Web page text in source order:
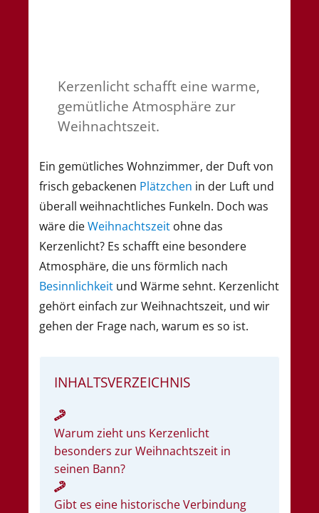
Kerzenlicht schafft eine warme,
gemütliche Atmosphäre zur
Weihnachtszeit.
Ein gemütliches Wohnzimmer, der Duft von
frisch gebackenen Plätzchen in der Luft und
überall weihnachtliches Funkeln. Doch was
wäre dieWeihnachtszeit ohne das
Kerzenlicht? Es schafft eine besondere
Atmosphäre, die uns förmlich nach
Besinnlichkeit und Wärme sehnt. Kerzenlicht
gehört einfach zur Weihnachtszeit, und wir
gehen der Frage nach, warum es so ist.
INHALTSVERZEICHNIS
Warum zieht uns Kerzenlicht
besonders zur Weihnachtszeit in
seinen Bann?
Gibt es eine historische Verbindung